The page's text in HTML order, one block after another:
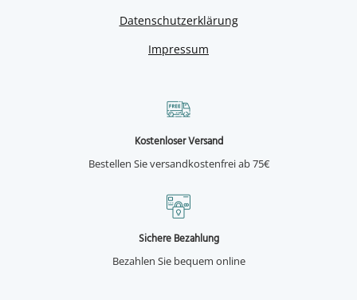
Datenschutzerklärung
Impressum
Kostenloser Versand
Bestellen Sie versandkostenfrei ab 75€
Sichere Bezahlung
Bezahlen Sie bequem online